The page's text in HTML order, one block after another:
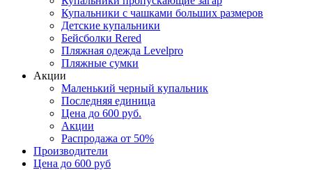
Купальники с чашками больших размеров
Детские купальники
Бейсболки Rered
Пляжная одежда Levelpro
Пляжные сумки
Акции
Маленький черный купальник
Последняя единица
Цена до 600 руб.
Акции
Распродажа от 50%
Производители
Цена до 600 руб